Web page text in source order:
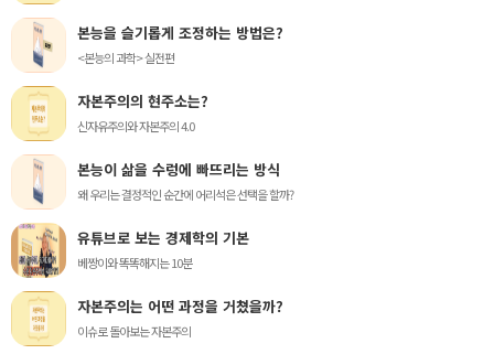
본능을 슬기롭게 조정하는 방법은?
<본능의 과학> 실전편
자본주의의 현주소는?
신자유주의와 자본주의 4.0
본능이 삶을 수렁에 빠뜨리는 방식
왜 우리는 결정적인 순간에 어리석은 선택을 할까?
유튜브로 보는 경제학의 기본
베짱이와 똑똑해지는 10분
자본주의는 어떤 과정을 거쳤을까?
이슈로 돌아보는 자본주의